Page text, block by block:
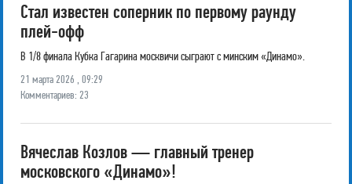
Стал известен соперник по первому раунду
плей-офф
В 1/8 финала Кубка Гагарина москвичи сыграют с минским «Динамо».
21 марта 2026 , 09:29
Комментариев: 23
Вячеслав Козлов — главный тренер
московского «Динамо»!